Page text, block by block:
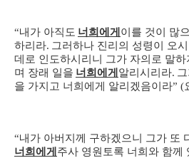
“내가 아직도 너희에게 이를 것이 많
하리라. 그러하나 진리의 성령이 오
데로 인도하시리니 그가 자의로 말
며 장래 일을 너희에게 알리시리라.
을 가지고 너희에게 알리겠음이라” (
“내가 아버지께 구하겠으니 그가 또
너희에게 주사 영원토록 너희와 함께